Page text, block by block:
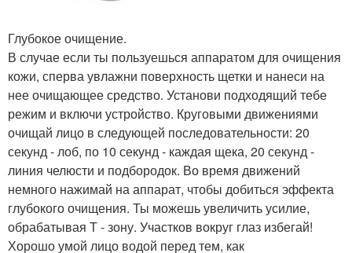
Глубокое очищение.
В случае если ты пользуешься аппаратом для очищения
кожи, сперва увлажни поверхность щетки и нанеси на
нее очищающее средство. Установи подходящий тебе
режим и включи устройство. Круговыми движениями
очищай лицо в следующей последовательности: 20
секунд - лоб, по 10 секунд - каждая щека, 20 секунд -
линия челюсти и подбородок. Во время движений
немного нажимай на аппарат, чтобы добиться эффекта
глубокого очищения. Ты можешь увеличить усилие,
обрабатывая Т - зону. Участков вокруг глаз избегай!
Хорошо умой лицо водой перед тем, как